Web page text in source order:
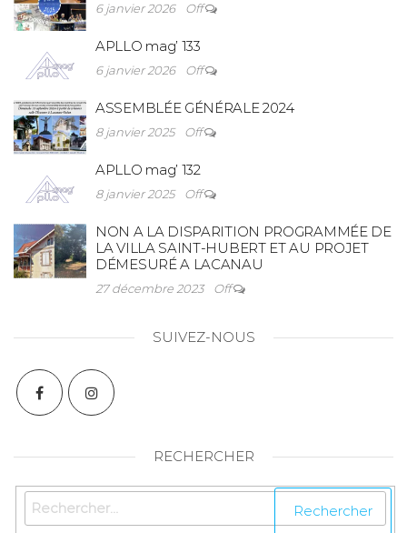
6 janvier 2026 Off
APLLO mag’ 133
6 janvier 2026 Off
ASSEMBLÉE GÉNÉRALE 2024
8 janvier 2025 Off
APLLO mag’ 132
8 janvier 2025 Off
NON A LA DISPARITION PROGRAMMÉE DE
LA VILLA SAINT-HUBERT ET AU PROJET
DÉMESURÉ A LACANAU
27 décembre 2023 Off
SUIVEZ-NOUS
RECHERCHER